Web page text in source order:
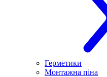
Герметики
Монтажна піна